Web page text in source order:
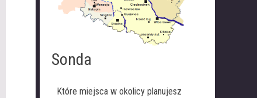
Sonda
Które miejsca w okolicy planujesz